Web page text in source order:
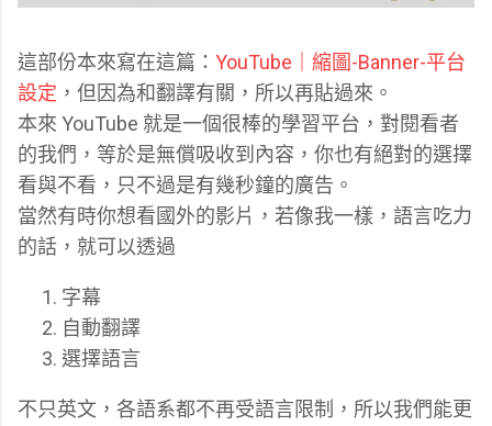
這部份本來寫在這篇： YouTube｜縮圖-Banner-平台
設定 ，但因為和翻譯有關，所以再貼過來。
本來 YouTube 就是一個很棒的學習平台，對閱看者
的我們，等於是無償吸收到內容，你也有絕對的選擇
看與不看，只不過是有幾秒鐘的廣告。
當然有時你想看國外的影片，若像我一樣，語言吃力
的話，就可以透過
字幕
自動翻譯
選擇語言
不只英文，各語系都不再受語言限制，所以我們能更